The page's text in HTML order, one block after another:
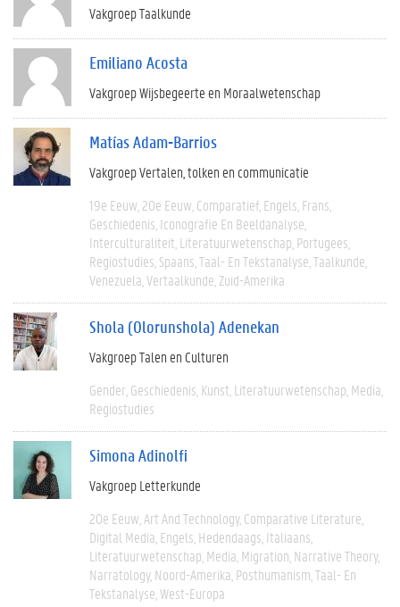
Vakgroep Taalkunde
Emiliano Acosta
Vakgroep Wijsbegeerte en Moraalwetenschap
Matías Adam-Barrios
Vakgroep Vertalen, tolken en communicatie
19e Eeuw 20e Eeuw Comparatief Engels Frans
Geschiedenis Iconografie En Beeldanalyse
Interculturaliteit Literatuurwetenschap Portugees
Regiostudies Spaans Taal- En Tekstanalyse Taalkunde
Venezuela Vertaalkunde Zuid-Amerika
Shola (Olorunshola) Adenekan
Vakgroep Talen en Culturen
Gender Geschiedenis Kunst Literatuurwetenschap Media
Regiostudies
Simona Adinolfi
Vakgroep Letterkunde
20e Eeuw Art And Technology Comparative Literature
Digital Media Engels Hedendaags Italiaans
Literatuurwetenschap Media Migration Narrative Theory
Narratology Noord-Amerika Posthumanism Taal- En
Tekstanalyse West-Europa